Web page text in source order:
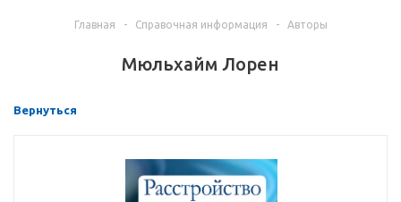
Главная - Справочная информация - Авторы
Мюльхайм Лорен
Вернуться